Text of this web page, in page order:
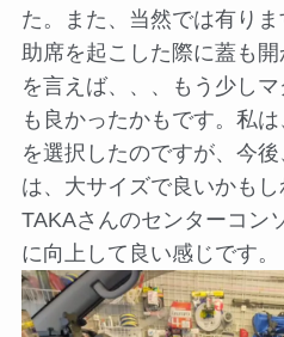
た。また、当然では有り
助席を起こした際に蓋も
を言えば、、、もう少し
も良かったかもです。私
を選択したのですが、今
は、大サイズで良いかも
TAKAさんのセンターコン
に向上して良い感じです。